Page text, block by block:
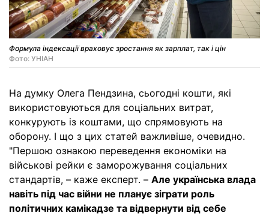
Формула індексації враховує зростання як зарплат, так і цін
Фото: УНІАН
На думку Олега Пендзина, сьогодні кошти, які
використовуються для соціальних витрат,
конкурують із коштами, що спрямовують на
оборону. І що з цих статей важливіше, очевидно.
"Першою ознакою переведення економіки на
військові рейки є заморожування соціальних
стандартів, – каже експерт. – Але українська влада
навіть під час війни не планує зіграти роль
політичних камікадзе та відвернути від себе